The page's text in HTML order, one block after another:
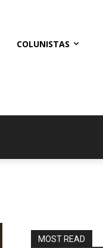
COLUNISTAS
MOST READ